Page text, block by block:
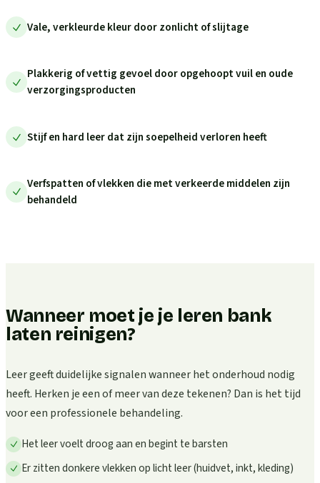
Vale, verkleurde kleur door zonlicht of slijtage
Plakkerig of vettig gevoel door opgehoopt vuil en oude
verzorgingsproducten
Stijf en hard leer dat zijn soepelheid verloren heeft
Verfspatten of vlekken die met verkeerde middelen zijn
behandeld
Wanneer moet je je leren bank
laten reinigen?
Leer geeft duidelijke signalen wanneer het onderhoud nodig
heeft. Herken je een of meer van deze tekenen? Dan is het tijd
voor een professionele behandeling.
Het leer voelt droog aan en begint te barsten
Er zitten donkere vlekken op licht leer (huidvet, inkt, kleding)